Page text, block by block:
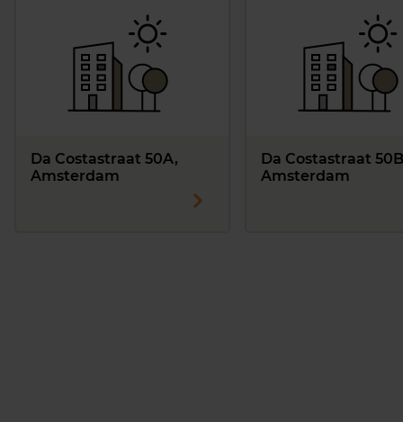
Da Costastraat 50A,
Amsterdam
Da Costastraat
Amsterdam